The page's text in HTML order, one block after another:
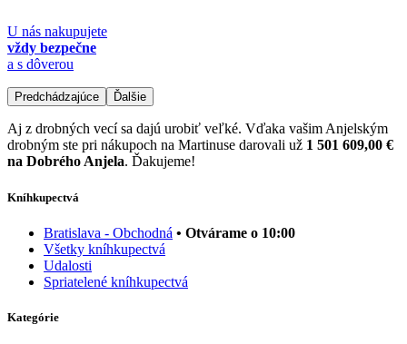
U nás nakupujete
vždy bezpečne
a s dôverou
Predchádzajúce Ďalšie
Aj z drobných vecí sa dajú urobiť veľké. Vďaka vašim Anjelským
drobným ste pri nákupoch na Martinuse darovali už 1 501 609,00 €
na Dobrého Anjela. Ďakujeme!
Kníhkupectvá
Bratislava - Obchodná • Otvárame o 10:00
Všetky kníhkupectvá
Udalosti
Spriatelené kníhkupectvá
Kategórie